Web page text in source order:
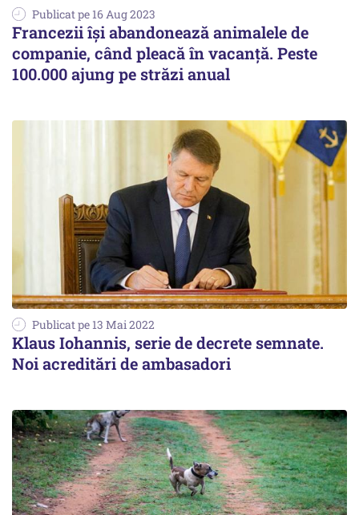
Publicat pe 16 Aug 2023
Francezii își abandonează animalele de
companie, când pleacă în vacanță. Peste
100.000 ajung pe străzi anual
Publicat pe 13 Mai 2022
Klaus Iohannis, serie de decrete semnate.
Noi acreditări de ambasadori